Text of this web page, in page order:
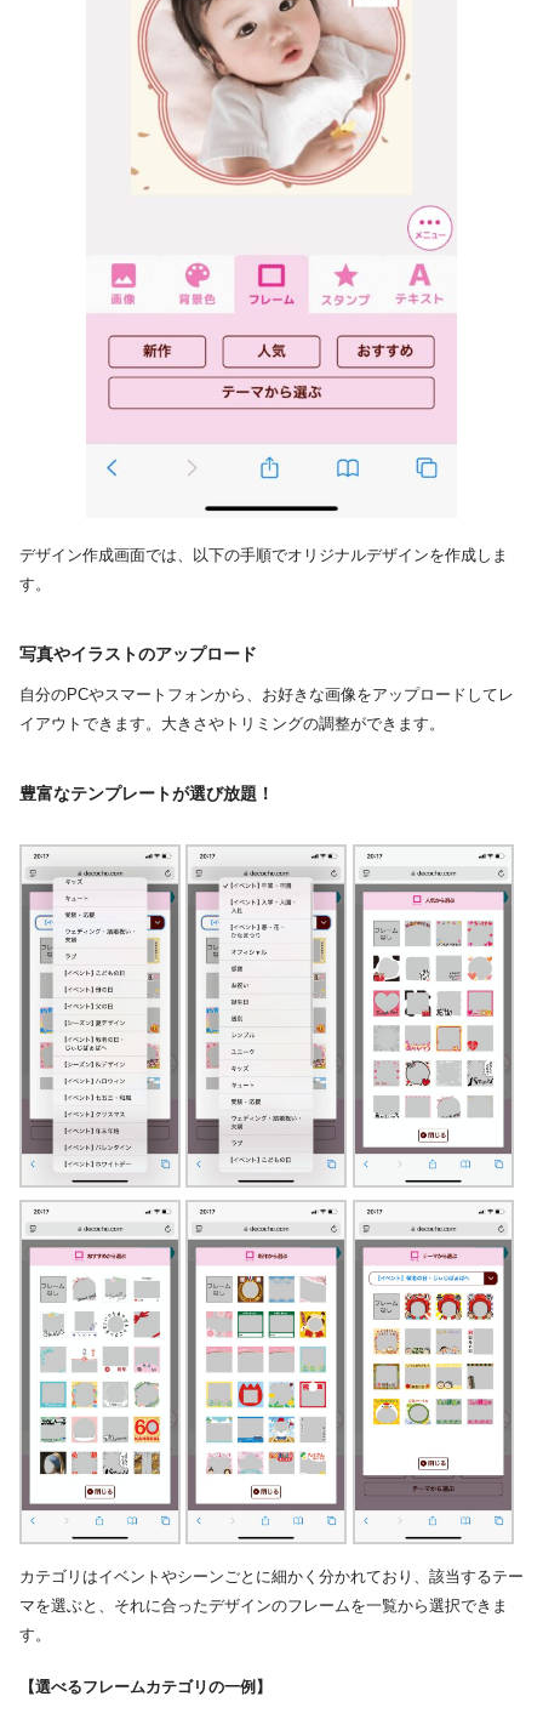
デザイン作成画面では、以下の手順でオリジナルデザインを作成しま
す。​
写真やイラストのアップロード
自分のPCやスマートフォンから、お好きな画像をアップロードしてレ
イアウトできます。大きさやトリミングの調整ができます。
豊富なテンプレートが選び放題！
カテゴリはイベントやシーンごとに細かく分かれており、該当するテー
マを選ぶと、それに合ったデザインのフレームを一覧から選択できま
す。
【選べるフレームカテゴリの一例】